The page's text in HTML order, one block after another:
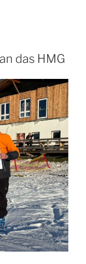
das HMG